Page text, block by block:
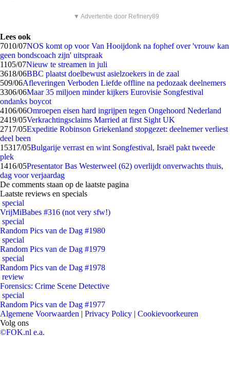
▼ Advertentie door Refinery89
Lees ook
7010/07NOS komt op voor Van Hooijdonk na fophef over 'vrouw kan
geen bondscoach zijn' uitspraak
1105/07Nieuw te streamen in juli
3618/06BBC plaatst doelbewust asielzoekers in de zaal
509/06Afleveringen Verboden Liefde offline na pedozaak deelnemers
3306/06Maar 35 miljoen minder kijkers Eurovisie Songfestival
ondanks boycot
4106/06Omroepen eisen hard ingrijpen tegen Ongehoord Nederland
2419/05Verkrachtingsclaims Married at first Sight UK
2717/05Expeditie Robinson Griekenland stopgezet: deelnemer verliest
deel been
15317/05Bulgarije verrast en wint Songfestival, Israël pakt tweede
plek
1416/05Presentator Bas Westerweel (62) overlijdt onverwachts thuis,
dag voor verjaardag
De comments staan op de laatste pagina
Laatste reviews en specials
special
VrijMiBabes #316 (not very sfw!)
special
Random Pics van de Dag #1980
special
Random Pics van de Dag #1979
special
Random Pics van de Dag #1978
review
Forensics: Crime Scene Detective
special
Random Pics van de Dag #1977
Algemene Voorwaarden | Privacy Policy | Cookievoorkeuren
Volg ons
©FOK.nl e.a.